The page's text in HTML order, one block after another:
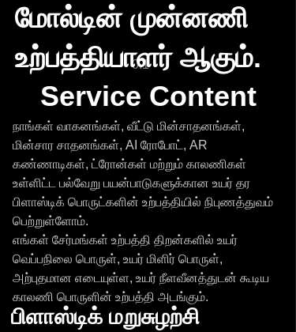
0.1
Service Content
நாங்கள் வாகனங்கள், வீட்டு மின்சாதனங்கள்,
மின்சார சாதனங்கள், AI ரோபோட், AR
கண்ணாடிகள், ட்ரோன்கள் மற்றும் காலணிகள்
உள்ளிட்ட பல்வேறு பயன்பாடுகளுக்கான உயர் தர
பிளாஸ்டிக் பொருட்களின் உற்பத்தியில் நிபுணத்துவம்
பெற்றுள்ளோம்.
எங்கள் சேர்மங்கள் உற்பத்தி திறன்களில் உயர்
வெப்பநிலை பொருள், உயர் மிளிர் பொருள்,
அற்புதமான எடையுள்ள, உயர் நீளவீனத்துடன் கூடிய
காலணி பொருளின் உற்பத்தி அடங்கும்.
பிளாஸ்டிக் மறுசுழற்சி
மோல்டின் முன்னணி
உற்பத்தியாளர் ஆகும்.